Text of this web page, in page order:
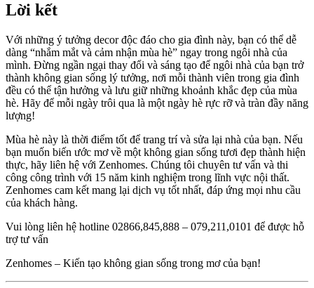
Lời kết
Với những ý tưởng decor độc đáo cho gia đình này, bạn có thể dễ
dàng “nhắm mắt và cảm nhận mùa hè” ngay trong ngôi nhà của
mình. Đừng ngần ngại thay đổi và sáng tạo để ngôi nhà của bạn trở
thành không gian sống lý tưởng, nơi mỗi thành viên trong gia đình
đều có thể tận hưởng và lưu giữ những khoảnh khắc đẹp của mùa
hè. Hãy để mỗi ngày trôi qua là một ngày hè rực rỡ và tràn đầy năng
lượng!
Mùa hè này là thời điểm tốt để trang trí và sửa lại nhà của bạn. Nếu
bạn muốn biến ước mơ về một không gian sống tươi đẹp thành hiện
thực, hãy liên hệ với Zenhomes. Chúng tôi chuyên tư vấn và thi
công công trình với 15 năm kinh nghiệm trong lĩnh vực nội thất.
Zenhomes cam kết mang lại dịch vụ tốt nhất, đáp ứng mọi nhu cầu
của khách hàng.
Vui lòng liên hệ hotline 02866,845,888 – 079,211,0101 để được hỗ
trợ tư vấn
Zenhomes – Kiến tạo không gian sống trong mơ của bạn!